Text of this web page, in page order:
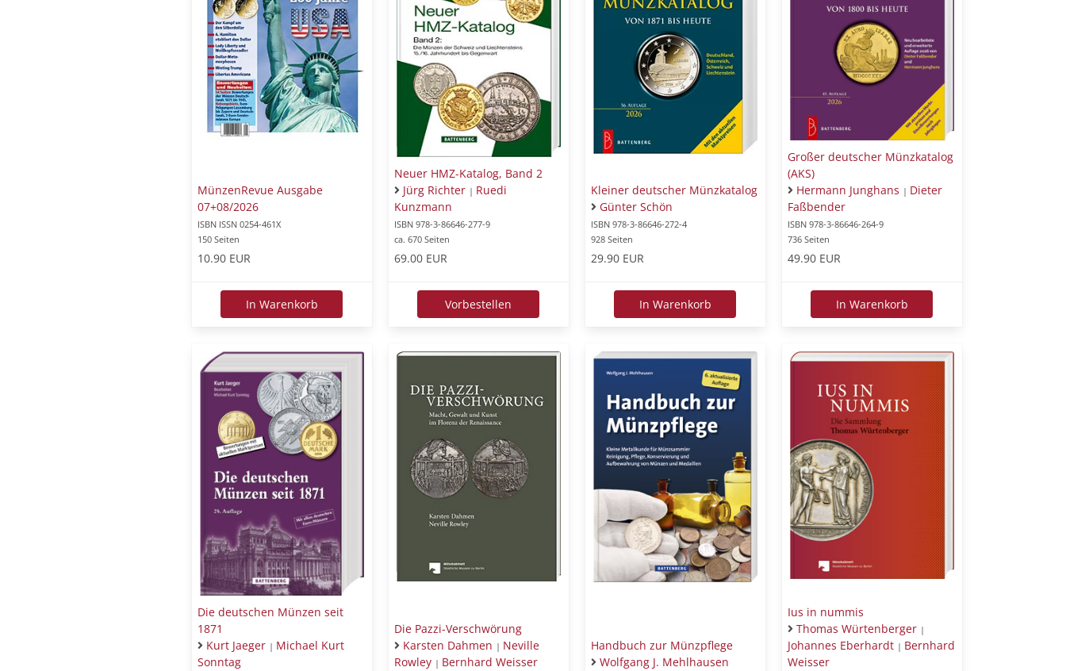
MünzenRevue Ausgabe
07+08/2026
ISBN ISSN 0254-461X
150 Seiten
10.90 EUR
In Warenkorb
Neuer HMZ-Katalog, Band 2
Jürg Richter | Ruedi
Kunzmann
ISBN 978-3-86646-277-9
ca. 670 Seiten
69.00 EUR
Vorbestellen
Kleiner deutscher Münzkatalog
Günter Schön
ISBN 978-3-86646-272-4
928 Seiten
29.90 EUR
In Warenkorb
Großer deutscher Münzkatalog
(AKS)
Hermann Junghans | Dieter
Faßbender
ISBN 978-3-86646-264-9
736 Seiten
49.90 EUR
In Warenkorb
Die deutschen Münzen seit
1871
Kurt Jaeger | Michael Kurt
Sonntag
Die Pazzi-Verschwörung
Karsten Dahmen | Neville
Rowley | Bernhard Weisser
Handbuch zur Münzpflege
Wolfgang J. Mehlhausen
Ius in nummis
Thomas Würtenberger |
Johannes Eberhardt | Bernhard
Weisser